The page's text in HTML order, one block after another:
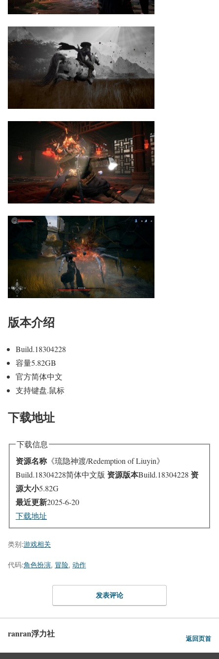
版本介绍
Build.18304228
容量5.82GB
官方简体中文
支持键盘.鼠标
下载地址
下载信息
资源名称 《琉隐神渡/Redemption of Liuyin》
Build.18304228简体中文版 资源版本Build.18304228 资
源大小5.82G
最近更新2025-6-20
下载地址
类别:游戏相关
代码:角色扮演, 冒险, 动作
发表评论
ranran浮力社 返回页首